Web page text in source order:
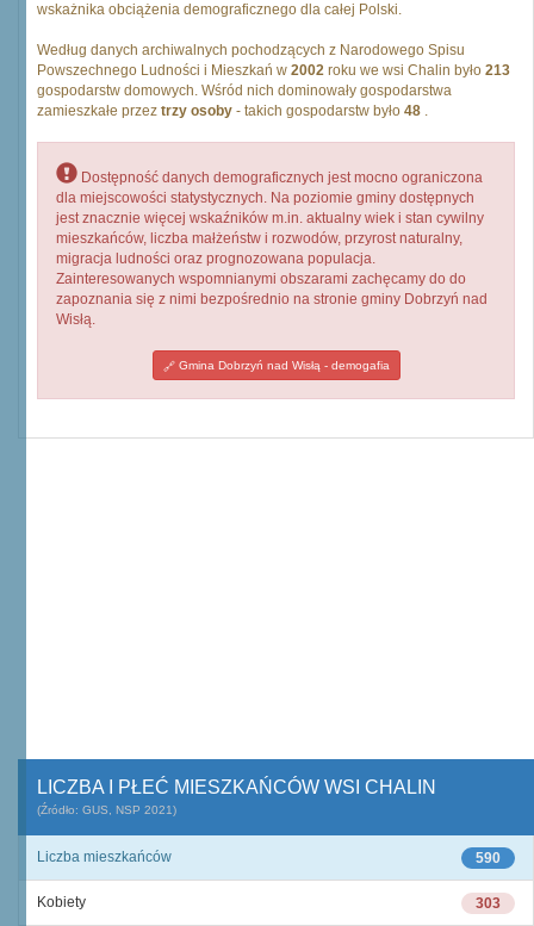
wskażnika obciążenia demograficznego dla całej Polski.
Według danych archiwalnych pochodzących z Narodowego Spisu
Powszechnego Ludności i Mieszkań w 2002 roku we wsi Chalin było 213
gospodarstw domowych. Wśród nich dominowały gospodarstwa
zamieszkałe przez trzy osoby - takich gospodarstw było 48 .
Dostępność danych demograficznych jest mocno ograniczona
dla miejscowości statystycznych. Na poziomie gminy dostępnych
jest znacznie więcej wskaźników m.in. aktualny wiek i stan cywilny
mieszkańców, liczba małżeństw i rozwodów, przyrost naturalny,
migracja ludności oraz prognozowana populacja.
Zainteresowanych wspomnianymi obszarami zachęcamy do do
zapoznania się z nimi bezpośrednio na stronie gminy Dobrzyń nad
Wisłą.
Gmina Dobrzyń nad Wisłą - demogafia
LICZBA I PŁEĆ MIESZKAŃCÓW WSI CHALIN
(Źródło: GUS, NSP 2021)
590
Liczba mieszkańców
303
Kobiety